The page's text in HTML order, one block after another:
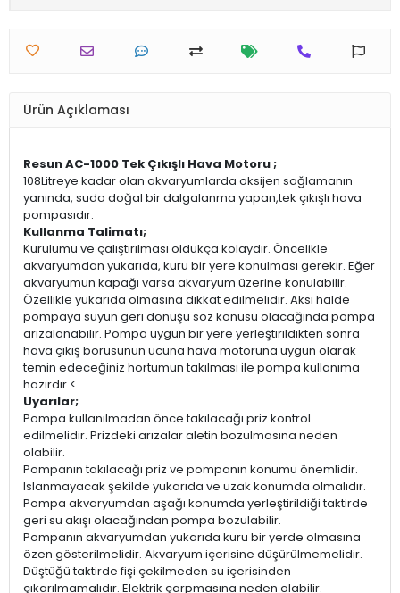
Ürün Açıklaması
Resun AC-1000 Tek Çıkışlı Hava Motoru ;
108Litreye kadar olan akvaryumlarda oksijen sağlamanın
yanında, suda doğal bir dalgalanma yapan,tek çıkışlı hava
pompasıdır.
Kullanma Talimatı;
Kurulumu ve çalıştırılması oldukça kolaydır. Öncelikle
akvaryumdan yukarıda, kuru bir yere konulması gerekir. Eğer
akvaryumun kapağı varsa akvaryum üzerine konulabilir.
Özellikle yukarıda olmasına dikkat edilmelidir. Aksi halde
pompaya suyun geri dönüşü söz konusu olacağında pompa
arızalanabilir. Pompa uygun bir yere yerleştirildikten sonra
hava çıkış borusunun ucuna hava motoruna uygun olarak
temin edeceğiniz hortumun takılması ile pompa kullanıma
hazırdır.<
Uyarılar;
Pompa kullanılmadan önce takılacağı priz kontrol
edilmelidir. Prizdeki arızalar aletin bozulmasına neden
olabilir.
Pompanın takılacağı priz ve pompanın konumu önemlidir.
Islanmayacak şekilde yukarıda ve uzak konumda olmalıdır.
Pompa akvaryumdan aşağı konumda yerleştirildiği taktirde
geri su akışı olacağından pompa bozulabilir.
Pompanın akvaryumdan yukarıda kuru bir yerde olmasına
özen gösterilmelidir. Akvaryum içerisine düşürülmemelidir.
Düştüğü taktirde fişi çekilmeden su içerisinden
çıkarılmamalıdır. Elektrik çarpmasına neden olabilir.